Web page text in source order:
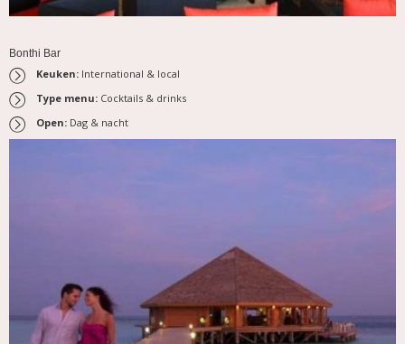
Bonthi Bar
Keuken: International & local
Type menu: Cocktails & drinks
Open: Dag & nacht